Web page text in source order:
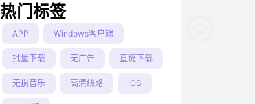
热门标签
APP Windows客户端
批量下载 无广告 直链下载
无损音乐 高清线路 IOS